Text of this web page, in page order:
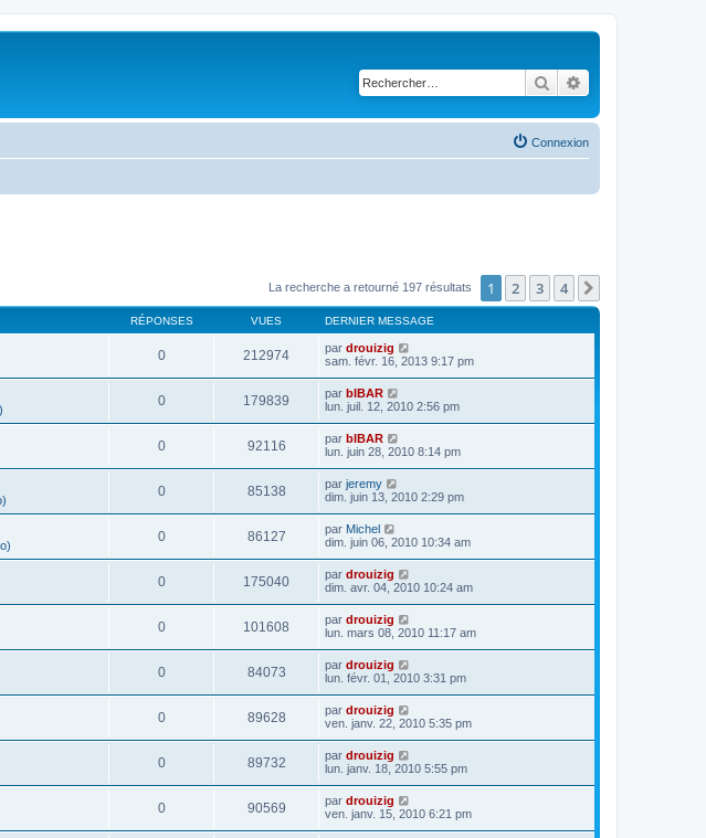
Rechercher
Connexion
La recherche a retourné 197 résultats 1 2 3 4
RÉPONSES VUES DERNIER MESSAGE
0 212974 par drouizig
sam. févr. 16, 2013 9:17 pm
0 179839 par bIBAR
lun. juil. 12, 2010 2:56 pm
0 92116 par bIBAR
lun. juin 28, 2010 8:14 pm
0 85138 par jeremy
dim. juin 13, 2010 2:29 pm
0 86127 par Michel
dim. juin 06, 2010 10:34 am
0 175040 par drouizig
dim. avr. 04, 2010 10:24 am
0 101608 par drouizig
lun. mars 08, 2010 11:17 am
0 84073 par drouizig
lun. févr. 01, 2010 3:31 pm
0 89628 par drouizig
ven. janv. 22, 2010 5:35 pm
0 89732 par drouizig
lun. janv. 18, 2010 5:55 pm
0 90569 par drouizig
ven. janv. 15, 2010 6:21 pm